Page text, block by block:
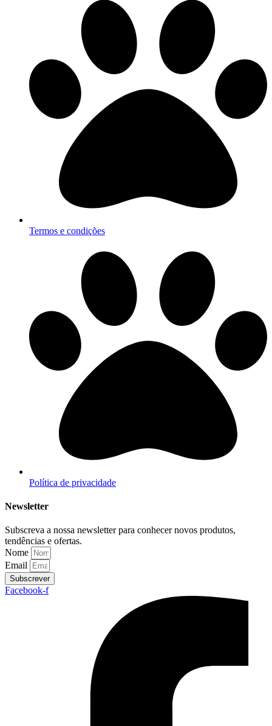
Termos e condições
Política de privacidade
Newsletter
Subscreva a nossa newsletter para conhecer novos produtos,
tendências e ofertas.
Nome
Email
Subscrever
Facebook-f